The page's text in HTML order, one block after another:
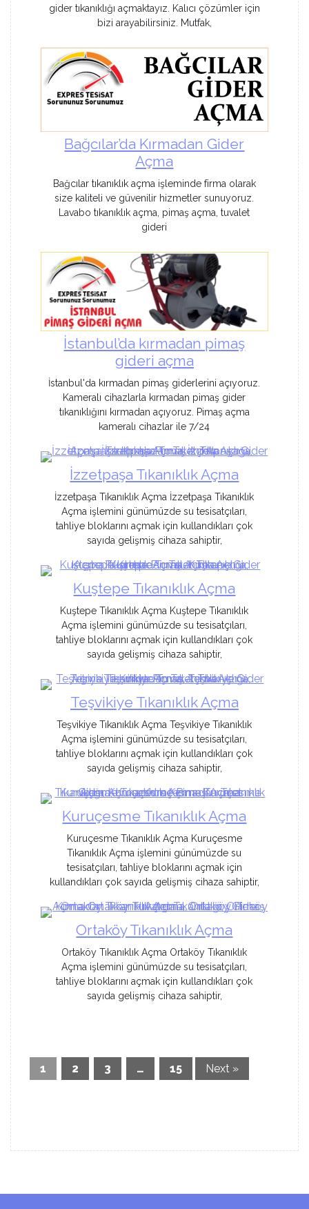
gider tıkanıklığı açmaktayız. Kalıcı çözümler için
bizi arayabilirsiniz. Mutfak,
Bağcılar’da Kırmadan Gider
Açma
Bağcılar tıkanıklık açma işleminde firma olarak
size kaliteli ve güvenilir hizmetler sunuyoruz.
Lavabo tıkanıklık açma, pimaş açma, tuvalet
gideri
İstanbul’da kırmadan pimaş
gideri açma
İstanbul'da kırmadan pimaş giderlerini açıyoruz.
Kameralı cihazlarla kırmadan pimaş gider
tıkanıklığını kırmadan açıyoruz. Pimaş açma
kameralı cihazlar ile 7/24
İzzetpaşa Tıkanıklık Açma
İzzetpaşa Tıkanıklık Açma İzzetpaşa Tıkanıklık
Açma işlemini günümüzde su tesisatçıları,
tahliye bloklarını açmak için kullandıkları çok
sayıda gelişmiş cihaza sahiptir,
Kuştepe Tıkanıklık Açma
Kuştepe Tıkanıklık Açma Kuştepe Tıkanıklık
Açma işlemini günümüzde su tesisatçıları,
tahliye bloklarını açmak için kullandıkları çok
sayıda gelişmiş cihaza sahiptir,
Teşvikiye Tıkanıklık Açma
Teşvikiye Tıkanıklık Açma Teşvikiye Tıkanıklık
Açma işlemini günümüzde su tesisatçıları,
tahliye bloklarını açmak için kullandıkları çok
sayıda gelişmiş cihaza sahiptir,
Kuruçesme Tıkanıklık Açma
Kuruçesme Tıkanıklık Açma Kuruçesme
Tıkanıklık Açma işlemini günümüzde su
tesisatçıları, tahliye bloklarını açmak için
kullandıkları çok sayıda gelişmiş cihaza sahiptir,
Ortaköy Tıkanıklık Açma
Ortaköy Tıkanıklık Açma Ortaköy Tıkanıklık
Açma işlemini günümüzde su tesisatçıları,
tahliye bloklarını açmak için kullandıkları çok
sayıda gelişmiş cihaza sahiptir,
1 2 3 … 15 Next »